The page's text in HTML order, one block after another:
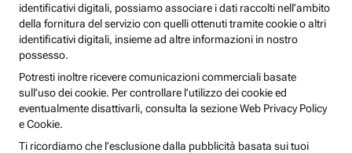
identificativi digitali, possiamo associare i dati raccolti nell’ambito
della fornitura del servizio con quelli ottenuti tramite cookie o altri
identificativi digitali, insieme ad altre informazioni in nostro
possesso.
Potresti inoltre ricevere comunicazioni commerciali basate
sull’uso dei cookie. Per controllare l’utilizzo dei cookie ed
eventualmente disattivarli, consulta la sezione Web Privacy Policy
e Cookie.
Ti ricordiamo che l’esclusione dalla pubblicità basata sui tuoi